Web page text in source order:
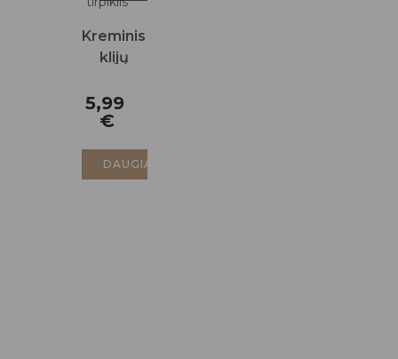
Kreminis
klijų
5,99
€
DAUGIAU